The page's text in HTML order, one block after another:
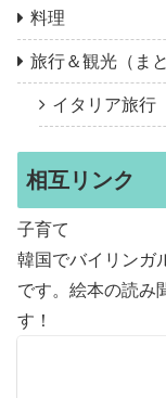
料理
旅行＆観光（まと
イタリア旅行
相互リンク
子育て
韓国でバイリンガ
です。絵本の読み
す！